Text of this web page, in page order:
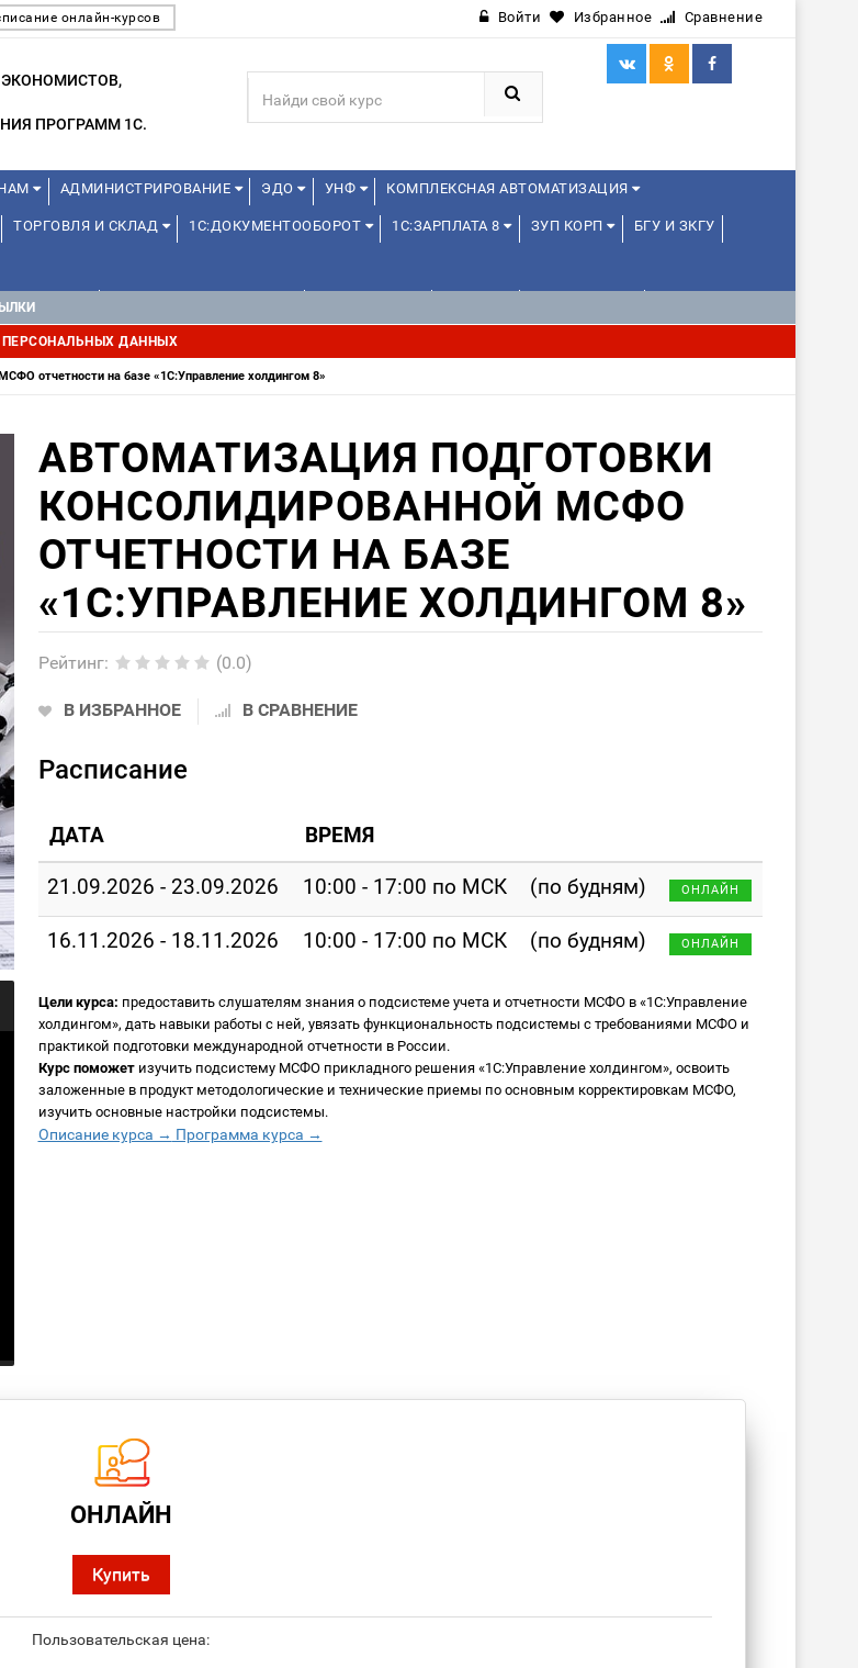
онлайн-курсов Войти Избранное Сравнение
ЭКОНОМИСТОВ,
ПРОГРАММ 1С.
АДМИНИСТРИРОВАНИЕ ЭДО УНФ КОМПЛЕКСНАЯ АВТОМАТИЗАЦИЯ
ТОРГОВЛЯ И СКЛАД 1С:ДОКУМЕНТООБОРОТ 1С:ЗАРПЛАТА 8 ЗУП КОРП БГУ И ЗКГУ
ПЕРСОНАЛЬНЫХ ДАННЫХ
отчетности на базе «1С:Управление холдингом 8»
АВТОМАТИЗАЦИЯ ПОДГОТОВКИ
КОНСОЛИДИРОВАННОЙ МСФО
ОТЧЕТНОСТИ НА БАЗЕ
«1С:УПРАВЛЕНИЕ ХОЛДИНГОМ 8»
Рейтинг: (0.0)
В ИЗБРАННОЕ В СРАВНЕНИЕ
Расписание
ДАТА ВРЕМЯ
21.09.2026 - 23.09.2026 10:00 - 17:00 по МСК (по будням) ОНЛАЙН
16.11.2026 - 18.11.2026 10:00 - 17:00 по МСК (по будням) ОНЛАЙН
Цели курса: предоставить слушателям знания о подсистеме учета и отчетности МСФО в «1С:Управление
холдингом», дать навыки работы с ней, увязать функциональность подсистемы с требованиями МСФО и
практикой подготовки международной отчетности в России.
Курс поможетизучить подсистему МСФО прикладного решения «1С:Управление холдингом», освоить
заложенные в продукт методологические и технические приемы по основным корректировкам МСФО,
изучить основные настройки подсистемы.
Описание курса → Программа курса →
ОНЛАЙН
Купить
Пользовательская цена: